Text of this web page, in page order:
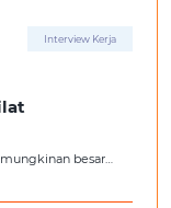
Interview Kerja
besar
soalnya aku fresh